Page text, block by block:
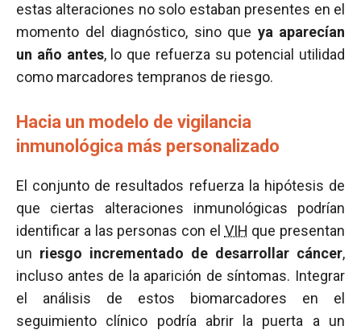
estas alteraciones no solo estaban presentes en el
momento del diagnóstico, sino que ya aparecían
un año antes, lo que refuerza su potencial utilidad
como marcadores tempranos de riesgo.
Hacia un modelo de vigilancia
inmunológica más personalizado
El conjunto de resultados refuerza la hipótesis de
que ciertas alteraciones inmunológicas podrían
identificar a las personas con el VIH que presentan
un riesgo incrementado de desarrollar cáncer,
incluso antes de la aparición de síntomas. Integrar
el análisis de estos biomarcadores en el
seguimiento clínico podría abrir la puerta a un